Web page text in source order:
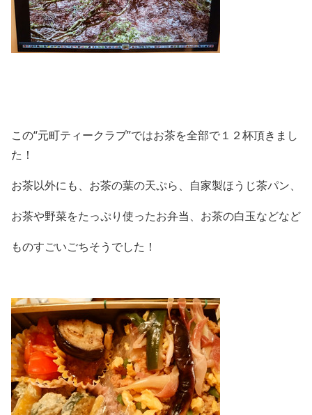
この“元町ティークラブ”ではお茶を全部で１２杯頂きまし
た！
お茶以外にも、お茶の葉の天ぷら、自家製ほうじ茶パン、
お茶や野菜をたっぷり使ったお弁当、お茶の白玉などなど
ものすごいごちそうでした！